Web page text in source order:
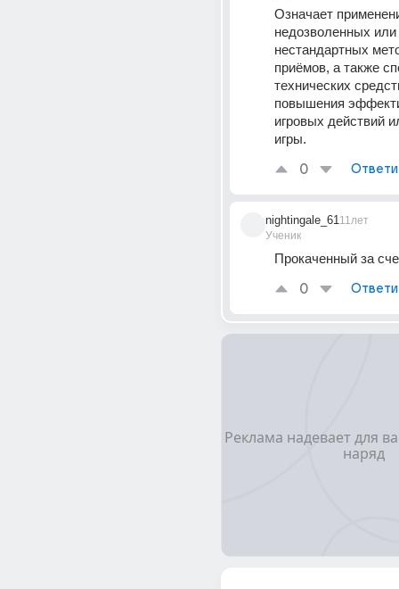
Означает
недозволенных или
нестандартных
приёмов, а также
технических
повышения
игровых действий
игры.
0
nightingale_61
Ученик
11лет
Прокаченный за
0